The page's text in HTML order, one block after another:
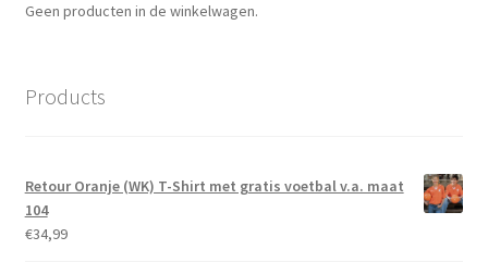
Geen producten in de winkelwagen.
Products
Retour Oranje (WK) T-Shirt met gratis voetbal v.a. maat
104
€34,99